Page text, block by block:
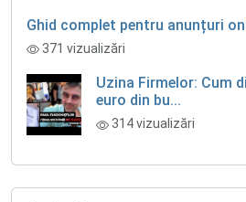
Ghid complet pentru anunțuri
371 vizualizări
Uzina Firmelor: Cum
euro din bu...
314 vizualizări